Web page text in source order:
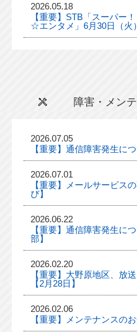
2026.05.18
【重要】STB「スーパー
☆エンタメ」6月30日（火
障害・メン
2026.07.05
【重要】通信障害発生に
2026.07.01
【重要】メールサービス
び】
2026.06.22
【重要】通信障害発生に
部】
2026.02.20
【重要】大野原地区、放
【2月28日】
2026.02.06
【重要】メンテナンスの